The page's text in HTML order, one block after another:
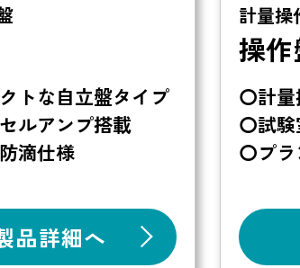
トな自立盤タイプ
ルアンプ搭載
滴仕様
品詳細へ
計量操
操
〇計
〇試
〇プ